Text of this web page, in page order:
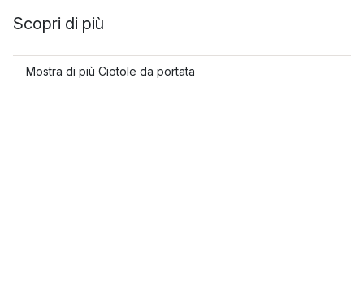
Scopri di più
Mostra di più Ciotole da portata